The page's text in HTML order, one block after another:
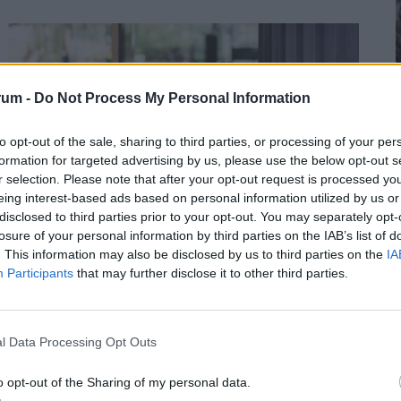
- Do Not Process My Personal Information
opt-out of the sale, sharing to third parties, or processing of your
for targeted advertising by us, please use the below opt-out
selection. Please note that after your opt-out request is processed
interest-based ads based on personal information utilized by us
to third parties prior to your opt-out. You may separately
of your personal information by third parties on the IAB’s list of
This information may also be disclosed by us to third parties on the
Participants that may further disclose it to other third parties.
Data Processing Opt Outs
opt-out of the Sharing of my personal data.
Így mehetsz hónapokra is szabadságra
anélkül, hogy rámenne az állásod: új
munkahelyi fogás ütötte fel a fejét
Magyarországon
Egy jól időzített és megtervezett karrierszünet
állíthatja.